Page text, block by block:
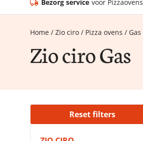
Bezorg service voor Pizzaovens
Home / Zio ciro / Pizza ovens / Gas
Zio ciro Gas
Reset filters